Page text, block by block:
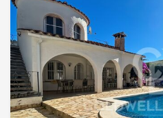
sich ein nierenförmiger Pool,
gepflegten tropischen Garten
umgeben ist. Im Erdgeschoss wurde ein Gewächshaus
integriert, das je nach Bedarf
ein Esszimmer und ein
ruhiger Arbeitsbereich. Das Anwesen verfügt über eine
geschlossene Garage für ein
und zusätzlichen Platz, um 3
einer Veranda zu parken, die